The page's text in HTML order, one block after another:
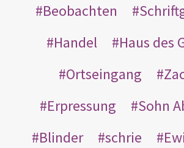
Beobachten
Handel
Haus des
Ortseingang
Erpressung
Sohn
Blinder
schrie